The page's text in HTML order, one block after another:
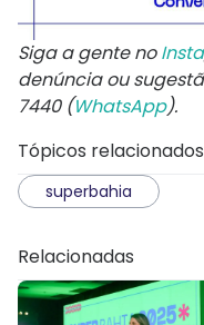
Siga a gente noInsta
denúncia ou
7440 (WhatsApp).
Tópicos relacionados
superbahia
Relacionadas